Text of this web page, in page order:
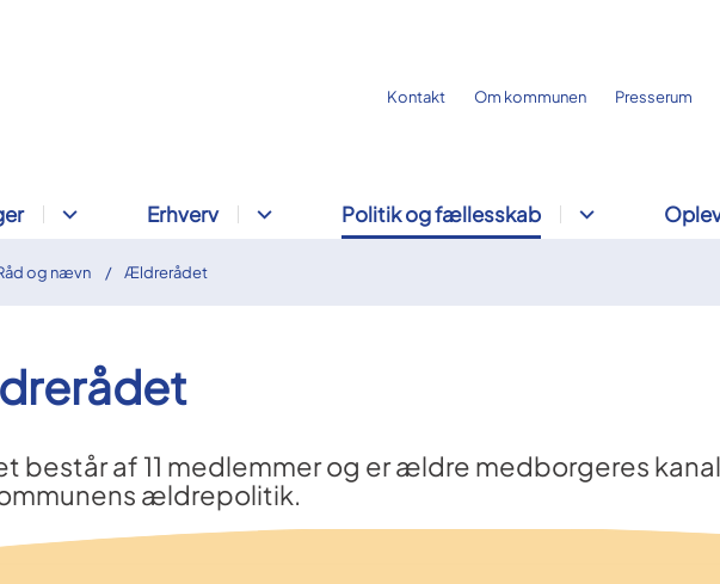
Kontakt Om kommunen Presserum
Erhverv Politik og fællesskab
og nævn Ældrerådet
består af 11 medlemmer og er ældre medborgeres
ældrepolitik.